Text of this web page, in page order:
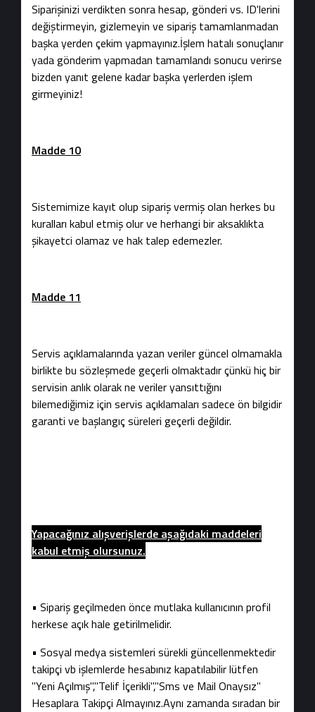
Siparişinizi verdikten sonra hesap, gönderi vs. ID'lerini
değiştirmeyin, gizlemeyin ve sipariş tamamlanmadan
başka yerden çekim yapmayınız.İşlem hatalı sonuçlanır
yada gönderim yapmadan tamamlandı sonucu verirse
bizden yanıt gelene kadar başka yerlerden işlem
girmeyiniz!
Madde 10
Sistemimize kayıt olup sipariş vermiş olan herkes bu
kuralları kabul etmiş olur ve herhangi bir aksaklıkta
şikayetci olamaz ve hak talep edemezler.
Madde 11
Servis açıklamalarında yazan veriler güncel olmamakla
birlikte bu sözleşmede geçerli olmaktadır çünkü hiç bir
servisin anlık olarak ne veriler yansıttığını
bilemediğimiz için servis açıklamaları sadece ön bilgidir
garanti ve başlangıç süreleri geçerli değildir.
Yapacağınız alışverişlerde aşağıdaki maddeleri
kabul etmiş olursunuz.
• Sipariş geçilmeden önce mutlaka kullanıcının profil
herkese açık hale getirilmelidir.
• Sosyal medya sistemleri sürekli güncellenmektedir
takipçi vb işlemlerde hesabınız kapatılabilir lütfen
"Yeni Açılmış","Telif İçerikli","Sms ve Mail Onaysız"
Hesaplara Takipçi Almayınız.Aynı zamanda sıradan bir